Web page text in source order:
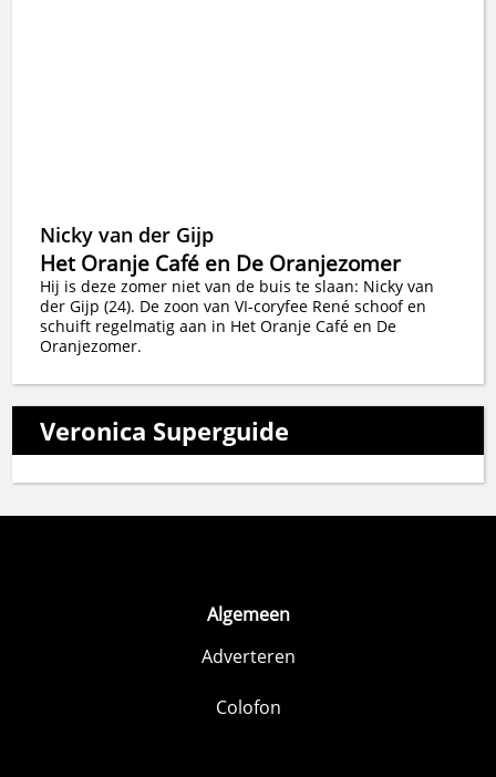
Nicky van der Gijp
Het Oranje Café en De Oranjezomer
Hij is deze zomer niet van de buis te slaan: Nicky van
der Gijp (24). De zoon van VI-coryfee René schoof en
schuift regelmatig aan in Het Oranje Café en De
Oranjezomer.
Veronica Superguide
Algemeen
Adverteren
Colofon